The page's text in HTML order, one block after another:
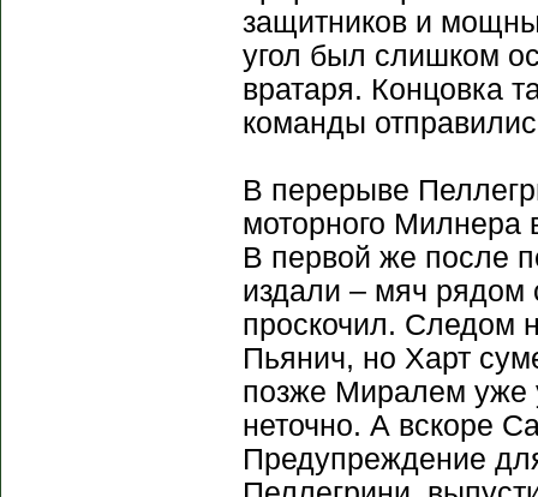
защитников и
угол был слишком
вратаря. Концовка
команды
В перерыве
моторного Милнера
В первой же после
издали – мяч рядом
проскочил. Следом
Пьянич, но Харт
позже Миралем уже
неточно. А вскоре
Предупреждение